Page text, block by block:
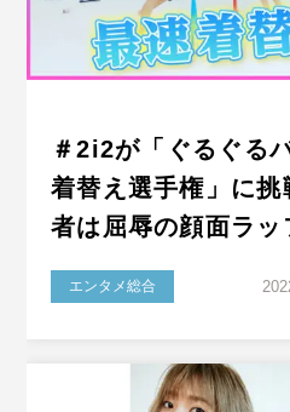
＃2i2が「ぐるぐる
着替え選手権」に挑
者は屈辱の顔面ラ
エンタメ総合